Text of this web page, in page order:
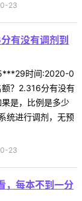
23
有没有调剂到
时间:2020-0
？2.316分有没有
是，比例是多少
统进行调剂，无预
23
，每本不到一分